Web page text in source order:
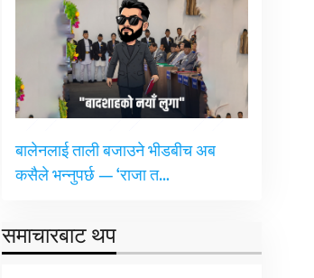
बालेनलाई ताली बजाउने भीडबीच अब
कसैले भन्नुपर्छ — ‘राजा त…
समाचारबाट थप